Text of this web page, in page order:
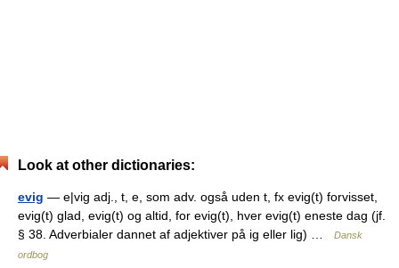
Look at other dictionaries:
evig — e|vig adj., t, e, som adv. også uden t, fx evig(t) forvisset,
evig(t) glad, evig(t) og altid, for evig(t), hver evig(t) eneste dag (jf.
§ 38. Adverbialer dannet af adjektiver på ig eller lig) …
Dansk
ordbog